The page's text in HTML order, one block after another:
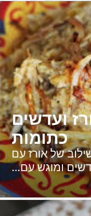
ועדשים
כתומות
של אורז עם
ומוגש עם…